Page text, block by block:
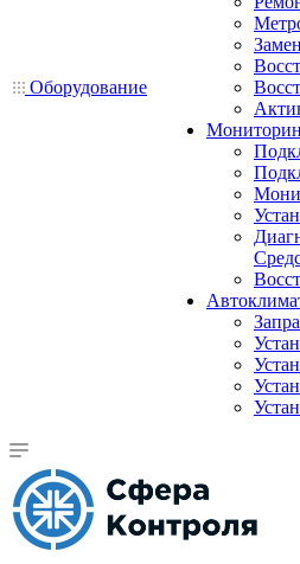
Оборудование